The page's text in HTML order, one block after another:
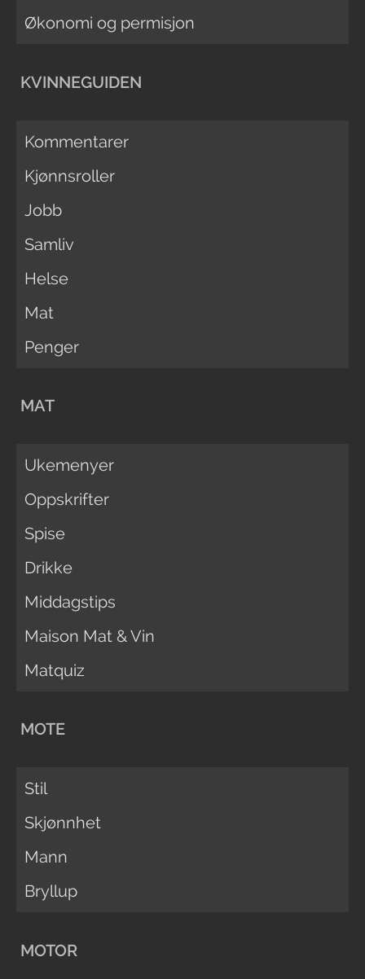
Økonomi og permisjon
KVINNEGUIDEN
Kommentarer
Kjønnsroller
Jobb
Samliv
Helse
Mat
Penger
MAT
Ukemenyer
Oppskrifter
Spise
Drikke
Middagstips
Maison Mat & Vin
Matquiz
MOTE
Stil
Skjønnhet
Mann
Bryllup
MOTOR